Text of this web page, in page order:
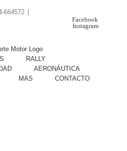
664572
Facebook
Instagram
RALLY
AERONÁUTICA
MAS CONTACTO